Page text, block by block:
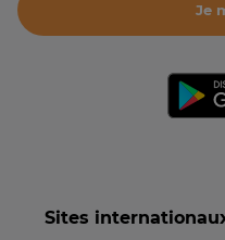
Je
Sites